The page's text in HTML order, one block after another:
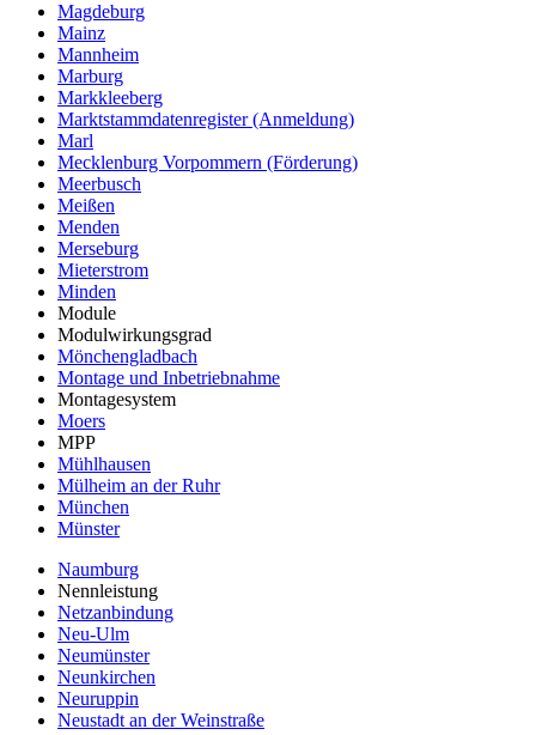
Magdeburg
Mainz
Mannheim
Marburg
Markkleeberg
Marktstammdatenregister (Anmeldung)
Marl
Mecklenburg Vorpommern (Förderung)
Meerbusch
Meißen
Menden
Merseburg
Mieterstrom
Minden
Module
Modulwirkungsgrad
Mönchengladbach
Montage und Inbetriebnahme
Montagesystem
Moers
MPP
Mühlhausen
Mülheim an der Ruhr
München
Münster
Naumburg
Nennleistung
Netzanbindung
Neu-Ulm
Neumünster
Neunkirchen
Neuruppin
Neustadt an der Weinstraße